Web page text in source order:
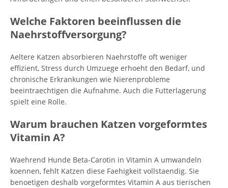
Welche Faktoren beeinflussen die
Naehrstoffversorgung?
Aeltere Katzen absorbieren Naehrstoffe oft weniger
effizient, Stress durch Umzuege erhoeht den Bedarf, und
chronische Erkrankungen wie Nierenprobleme
beeintraechtigen die Aufnahme. Auch die Futterlagerung
spielt eine Rolle.
Warum brauchen Katzen vorgeformtes
Vitamin A?
Waehrend Hunde Beta-Carotin in Vitamin A umwandeln
koennen, fehlt Katzen diese Faehigkeit vollstaendig. Sie
benoetigen deshalb vorgeformtes Vitamin A aus tierischen